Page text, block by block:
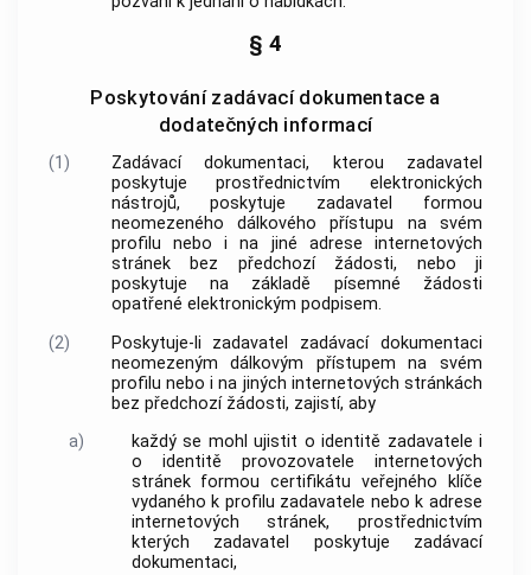
§ 4
Poskytování zadávací dokumentace a
dodatečných informací
(1)
Zadávací dokumentaci, kterou zadavatel
poskytuje prostřednictvím elektronických
nástrojů, poskytuje zadavatel formou
neomezeného dálkového přístupu na svém
profilu nebo i na jiné adrese internetových
stránek bez předchozí žádosti, nebo ji
poskytuje na základě písemné žádosti
opatřené elektronickým podpisem.
(2)
Poskytuje-li zadavatel zadávací dokumentaci
neomezeným dálkovým přístupem na svém
profilu nebo i na jiných internetových stránkách
bez předchozí žádosti, zajistí, aby
a)
každý se mohl ujistit o identitě zadavatele i
o identitě provozovatele internetových
stránek formoucertifikátu veřejného klíče
vydaného k profilu zadavatele nebo k adrese
internetových stránek, prostřednictvím
kterých zadavatel poskytuje zadávací
dokumentaci,